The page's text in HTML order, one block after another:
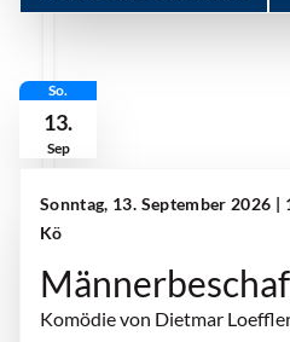
So.
13.
Sep
Sonntag, 13. September 2026 |
Kö
Komödie von Dietmar